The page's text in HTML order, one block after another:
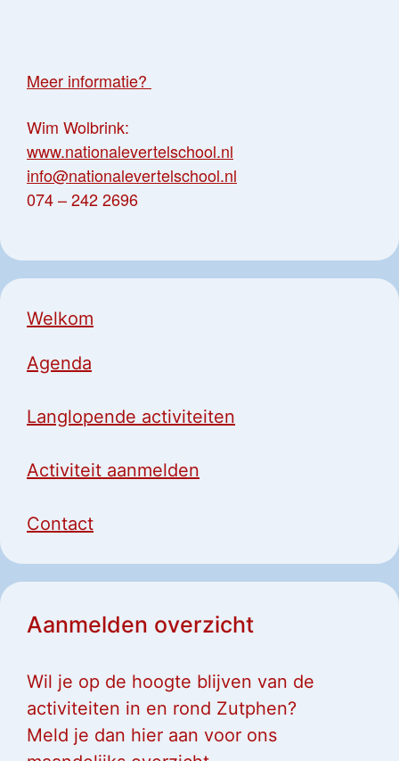
Meer informatie?
Wim Wolbrink:
www.nationalevertelschool.nl
info@nationalevertelschool.nl
074 – 242 2696
Welkom
Agenda
Langlopende activiteiten
Activiteit aanmelden
Contact
Aanmelden overzicht
Wil je op de hoogte blijven van de
activiteiten in en rond Zutphen?
Meld je dan hier aan voor ons